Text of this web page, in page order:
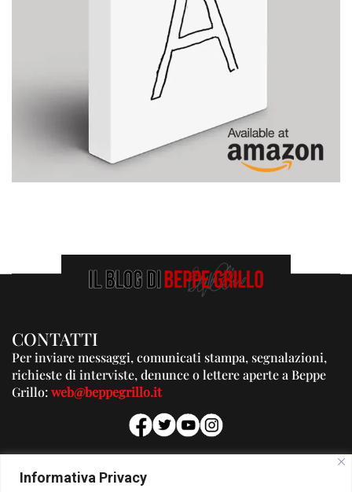
Informativa Privacy
CONTATTI
Per inviare messaggi, comunicati stampa, segnalazioni,
richieste di interviste, denunce o lettere aperte a Beppe
Grillo:web@beppegrillo.it
PUBBLICITA'